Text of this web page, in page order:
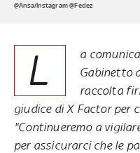
@Ansa/Instagram @Fedez
L
a
Gabinetto
raccolta
giudice di X Factor per
"Continueremo a
per assicurarci che le